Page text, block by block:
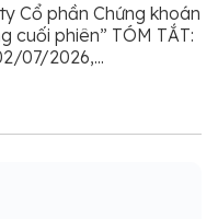
Cổ phần Chứng khoán
cuối phiên” TÓM TẮT:
07/2026,...